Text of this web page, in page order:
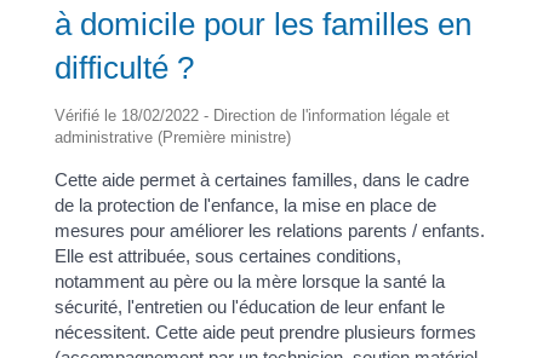
à domicile pour les familles en
difficulté ?
Vérifié le 18/02/2022 - Direction de l'information légale et
administrative (Première ministre)
Cette aide permet à certaines familles, dans le cadre
de la protection de l'enfance, la mise en place de
mesures pour améliorer les relations parents / enfants.
Elle est attribuée, sous certaines conditions,
notamment au père ou la mère lorsque la santé la
sécurité, l'entretien ou l'éducation de leur enfant le
nécessitent. Cette aide peut prendre plusieurs formes